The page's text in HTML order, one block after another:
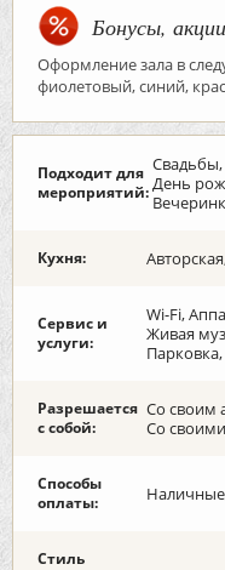
Бонусы,
Оформление зала в
фиолетовый, синий,
Подходит для
мероприятий:
Свадьбы,
День
Кухня:
Сервис и
услуги:
Wi-Fi,
Живая
Разрешается
с собой:
Со своим
Со
Способы
оплаты:
Стиль